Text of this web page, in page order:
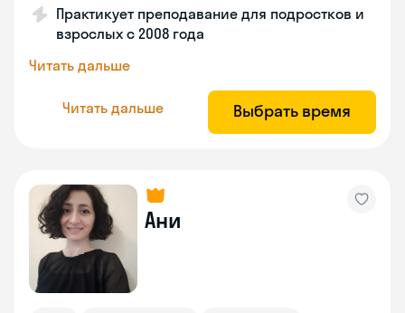
Практикует преподавание для подростков и
взрослых с 2008 года
Читать дальше
Читать дальше Выбрать время
Ани